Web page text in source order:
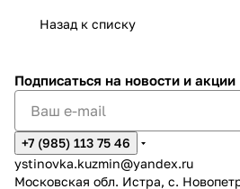
Назад к списку
Подписаться на новости и акции
+7 (985) 113 75 46
ystinovka.kuzmin@yandex.ru
Московская обл. Истра, с.